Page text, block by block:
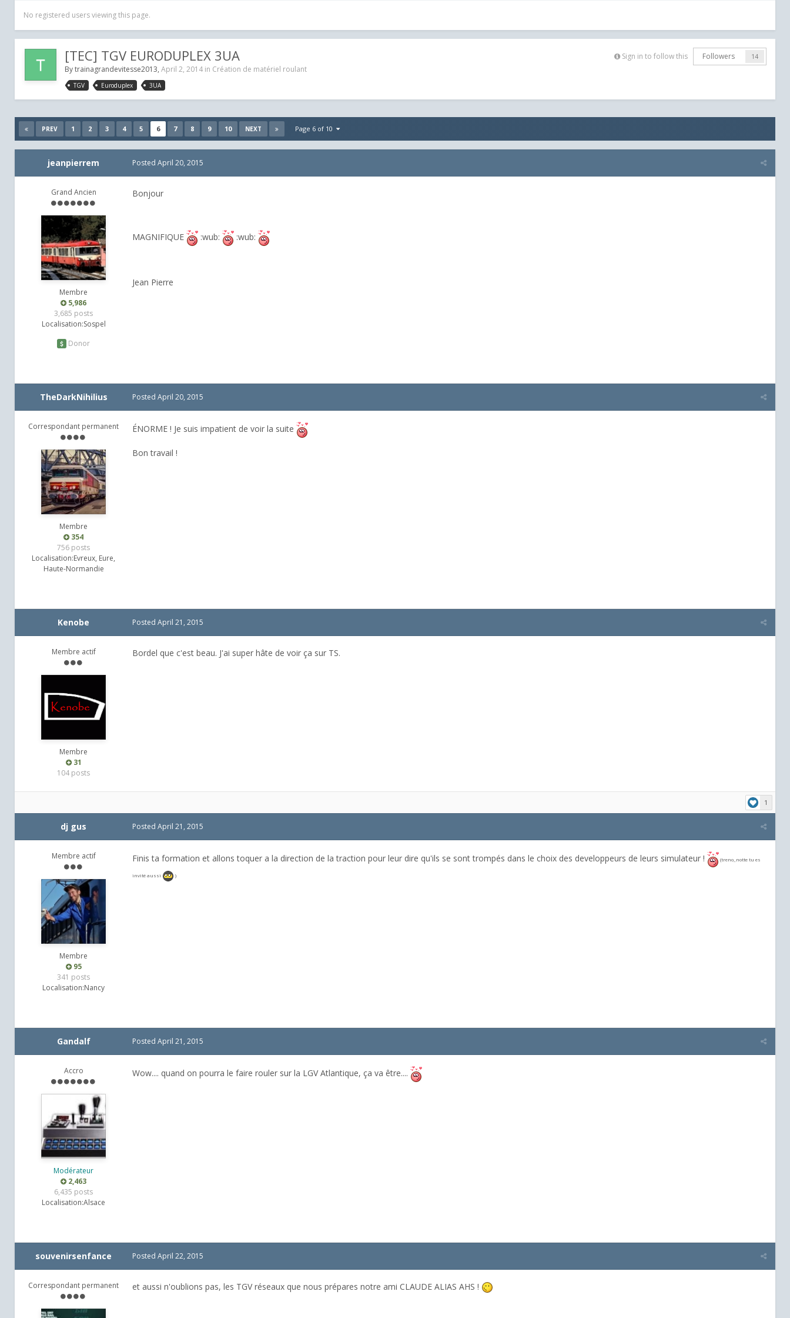
No registered users viewing this page.
Sign in to follow this Followers 14
[TEC] TGV EURODUPLEX 3UA
Bytrainagrandevitesse2013, April 2, 2014 in Création de matériel roulant
TGV Euroduplex 3UA
PREV 1 2 3 4 5 6 7 8 9 10 NEXT Page 6 of 10
jeanpierrem
Grand Ancien
Membre
5,986
3,685 posts
Localisation:Sospel
Donor
Posted April 20, 2015
Bonjour
MAGNIFIQUE :wub: :wub:
Jean Pierre
TheDarkNihilius
Correspondant permanent
Membre
354
756 posts
Localisation:Evreux, Eure,
Haute-Normandie
Posted April 20, 2015
ÉNORME ! Je suis impatient de voir la suite
Bon travail !
Kenobe
Membre actif
Membre
31
104 posts
Posted April 21, 2015
Bordel que c'est beau. J'ai super hâte de voir ça sur TS.
1
dj gus
Membre actif
Membre
95
341 posts
Localisation:Nancy
Posted April 21, 2015
Finis ta formation et allons toquer a la direction de la traction pour leur dire qu'ils se sont trompés dans le choix des developpeurs de leurs simulateur ! (treno_notte tu es
invité aussi )
Gandalf
Accro
Modérateur
2,463
6,435 posts
Localisation:Alsace
Posted April 21, 2015
Wow.... quand on pourra le faire rouler sur la LGV Atlantique, ça va être....
souvenirsenfance
Correspondant permanent
Posted April 22, 2015
et aussi n'oublions pas, les TGV réseaux que nous prépares notre ami CLAUDE ALIAS AHS !